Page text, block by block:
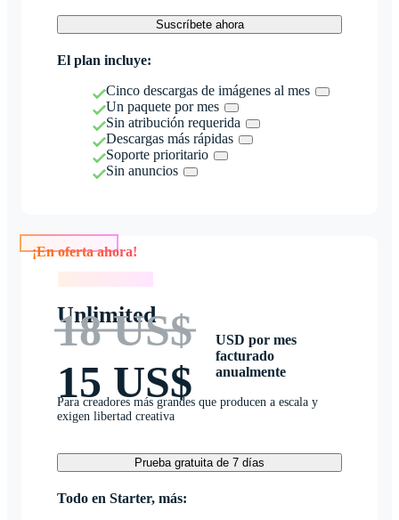
Suscríbete ahora
El plan incluye:
Cinco descargas de imágenes al mes
Un paquete por mes
Sin atribución requerida
Descargas más rápidas
Soporte prioritario
Sin anuncios
Unlimited
18 US$
15 US$
USD por mes
facturado
anualmente
Para creadores más grandes que producen a escala y
exigen libertad creativa
Prueba gratuita de 7 días
Todo en Starter, más: